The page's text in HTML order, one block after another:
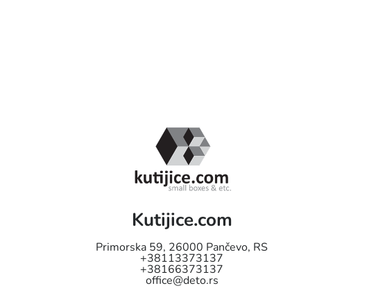
Kutijice.com
Primorska 59, 26000 Pančevo, RS
+38113373137
+38166373137
office@deto.rs